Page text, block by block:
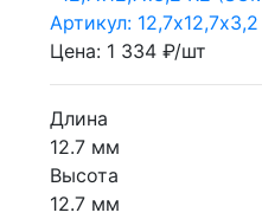
Артикул: 12,7х12,7х3,2
Цена: 1 334 ₽/шт
Длина
12.7 мм
Высота
12.7 мм